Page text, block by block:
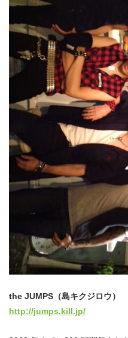
the JUMPS（島キクジロウ）
http://jumps.kill.jp/